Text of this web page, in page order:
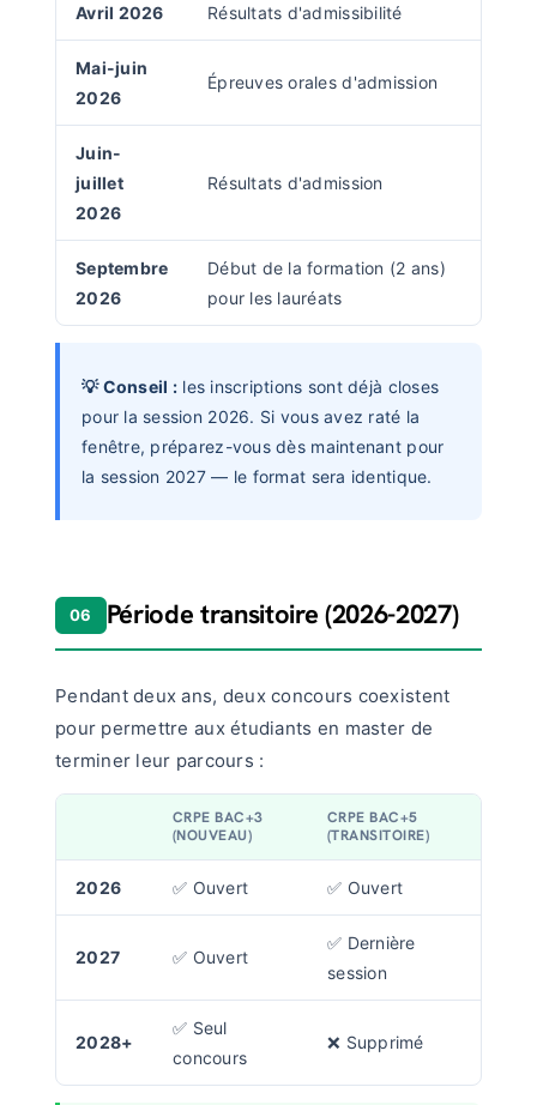
Avril 2026 Résultats d'admissibilité
Mai-juin
2026
Épreuves orales d'admission
Juin-
juillet
2026
Résultats d'admission
Septembre
2026
Début de la formation (2 ans)
pour les lauréats
💡 Conseil :les inscriptions sont déjà closes
pour la session 2026. Si vous avez raté la
fenêtre, préparez-vous dès maintenant pour
la session 2027 — le format sera identique.
06 Période transitoire (2026-2027)
Pendant deux ans, deux concours coexistent
pour permettre aux étudiants en master de
terminer leur parcours :
CRPE BAC+3
(NOUVEAU)
CRPE BAC+5
(TRANSITOIRE)
2026 ✅ Ouvert ✅ Ouvert
2027 ✅ Ouvert
✅ Dernière
session
2028+
✅ Seul
concours
❌ Supprimé